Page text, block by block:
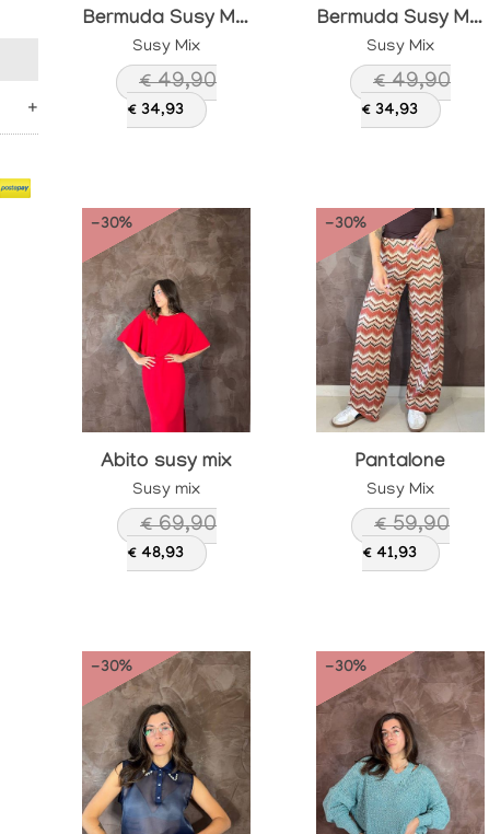
Bermuda Susy Mix in Lino Panna
Susy Mix
€ 49,90
€ 34,93
Bermuda Susy Mix in Lino Moro
Susy Mix
€ 49,90
€ 34,93
-30%
Abito susy mix
Susy mix
€ 69,90
€ 48,93
-30%
Pantalone
Susy Mix
€ 59,90
€ 41,93
-30% -30%